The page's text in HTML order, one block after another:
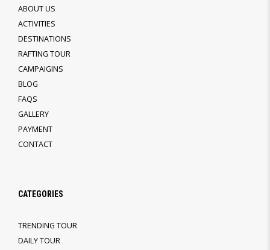
ABOUT US
ACTIVITIES
DESTINATIONS
RAFTING TOUR
CAMPAIGINS
BLOG
FAQS
GALLERY
PAYMENT
CONTACT
CATEGORIES
TRENDING TOUR
DAILY TOUR